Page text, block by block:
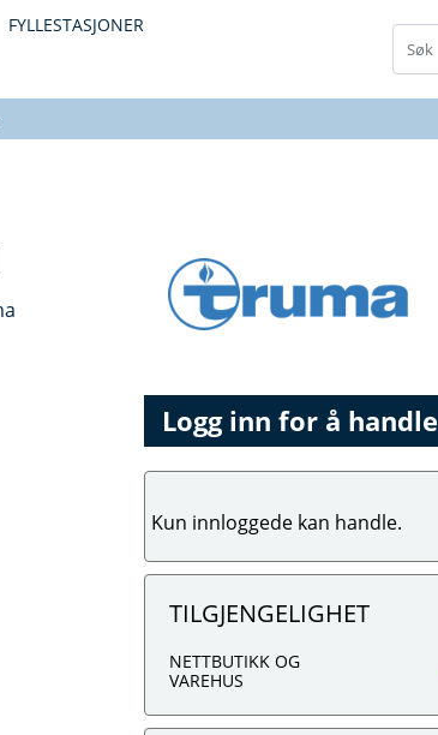
FYLLESTASJONER
Logg inn for å handle
Kun innloggede kan handle.
TILGJENGELIGHET
NETTBUTIKK OG
VAREHUS